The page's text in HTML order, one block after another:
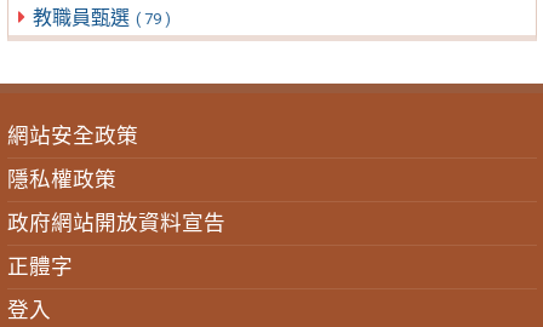
教職員甄選 ( 79 )
網站安全政策
隱私權政策
政府網站開放資料宣告
正體字
登入